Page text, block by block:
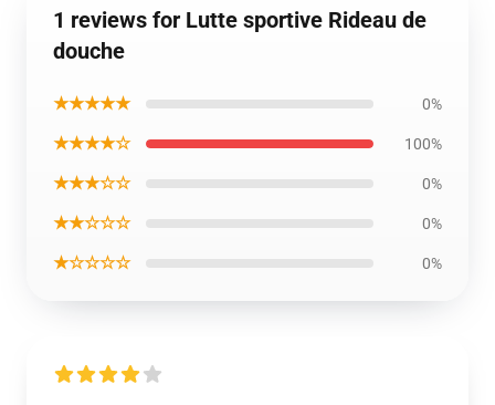
1 reviews for Lutte sportive Rideau de
douche
★★★★★ 0%
★★★★☆ 100%
★★★☆☆ 0%
★★☆☆☆ 0%
★☆☆☆☆ 0%